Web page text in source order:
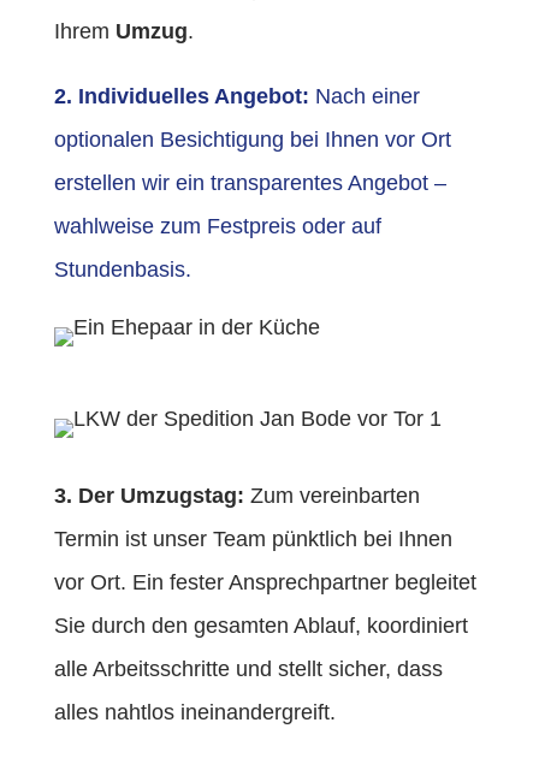
Ihrem Umzug.
2. Individuelles Angebot: Nach einer
optionalen Besichtigung bei Ihnen vor Ort
erstellen wir ein transparentes Angebot –
wahlweise zum Festpreis oder auf
Stundenbasis.
3. Der Umzugstag: Zum vereinbarten
Termin ist unser Team pünktlich bei Ihnen
vor Ort. Ein fester Ansprechpartner begleitet
Sie durch den gesamten Ablauf, koordiniert
alle Arbeitsschritte und stellt sicher, dass
alles nahtlos ineinandergreift.